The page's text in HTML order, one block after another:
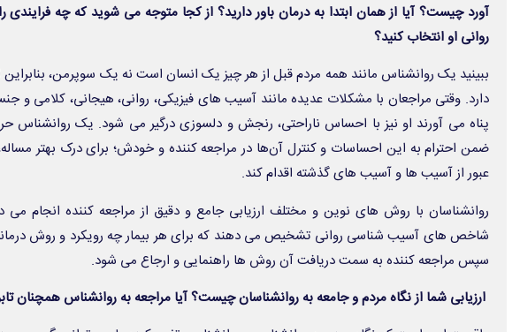
آورد چیست؟ آیا از همان ابتدا به درمان باور دارید؟ از کجا متوجه می شوید که چه فرایندی
روانی او انتخاب کنید؟
ببینید یک روانشناس مانند همه مردم قبل از هر چیز یک انسان است نه یک سوپرمن،
دارد. وقتی مراجعان با مشکلات عدیده مانند آسیب های فیزیکی، روانی، هیجانی، کلامی و
پناه می آورند او نیز با احساس ناراحتی، رنجش و دلسوزی درگیر می شود. یک روانشناس
ضمن احترام به این احساسات و کنترل آن‌ها در مراجعه کننده و خودش؛ برای درک بهتر
عبور از آسیب ها و آسیب های گذشته اقدام کند.
روانشناسان با روش های نوین و مختلف ارزیابی جامع و دقیق از مراجعه کننده انجام
شاخص های آسیب شناسی روانی تشخیص می دهند که برای هر بیمار چه رویکرد و روش
سپس مراجعه کننده به سمت دریافت آن روش ها راهنمایی و ارجاع می شود.
ارزیابی شما از نگاه مردم و جامعه به روانشناسان چیست؟ آیا مراجعه به روانشناس همچنان